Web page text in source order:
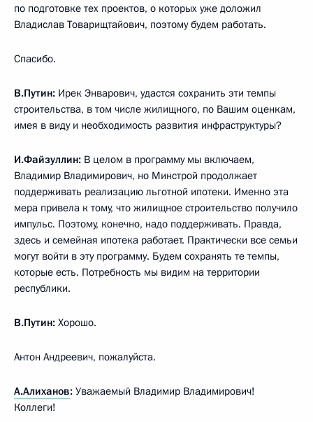
по подготовке тех проектов, о которых уже доложил
Владислав Товарищтайович, поэтому будем работать.
Спасибо.
В.Путин: Ирек Энварович, удастся сохранить эти темпы
строительства, в том числе жилищного, по Вашим оценкам,
имея в виду и необходимость развития инфраструктуры?
И.Файзуллин: В целом в программу мы включаем,
Владимир Владимирович, но Минстрой продолжает
поддерживать реализацию льготной ипотеки. Именно эта
мера привела к тому, что жилищное строительство получило
импульс. Поэтому, конечно, надо поддерживать. Правда,
здесь и семейная ипотека работает. Практически все семьи
могут войти в эту программу. Будем сохранять те темпы,
которые есть. Потребность мы видим на территории
республики.
В.Путин: Хорошо.
Антон Андреевич, пожалуйста.
А.Алиханов: Уважаемый Владимир Владимирович!
Коллеги!